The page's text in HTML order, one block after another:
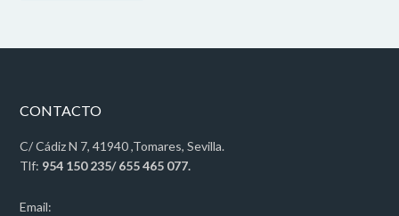
CONTACTO
C/ Cádiz N 7, 41940 ,Tomares, Sevilla.
Tlf: 954 150 235/ 655 465 077.
Email: